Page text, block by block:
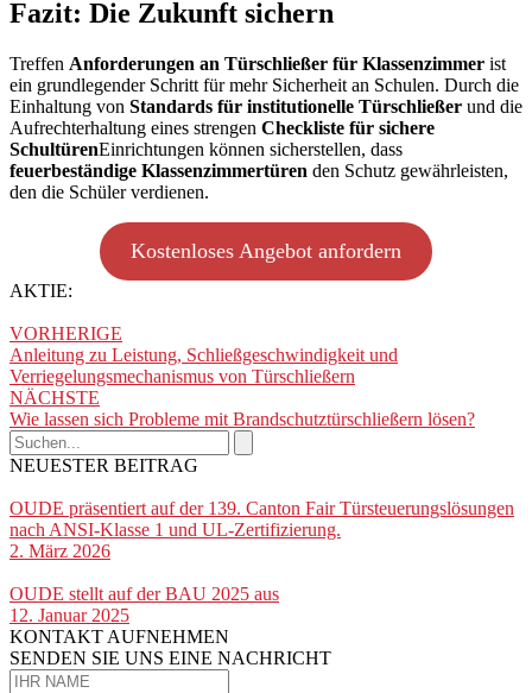
Fazit: Die Zukunft sichern
Treffen Anforderungen an Türschließer für Klassenzimmer ist
ein grundlegender Schritt für mehr Sicherheit an Schulen. Durch die
Einhaltung von Standards für institutionelle Türschließer und die
Aufrechterhaltung eines strengen Checkliste für sichere
SchultürenEinrichtungen können sicherstellen, dass
feuerbeständige Klassenzimmertüren den Schutz gewährleisten,
den die Schüler verdienen.
Kostenloses Angebot anfordern
AKTIE:
VORHERIGE
Anleitung zu Leistung, Schließgeschwindigkeit und
Verriegelungsmechanismus von Türschließern
NÄCHSTE
Wie lassen sich Probleme mit Brandschutztürschließern lösen?
NEUESTER BEITRAG
OUDE präsentiert auf der 139. Canton Fair Türsteuerungslösungen
nach ANSI-Klasse 1 und UL-Zertifizierung.
2. März 2026
OUDE stellt auf der BAU 2025 aus
12. Januar 2025
KONTAKT AUFNEHMEN
SENDEN SIE UNS EINE NACHRICHT​